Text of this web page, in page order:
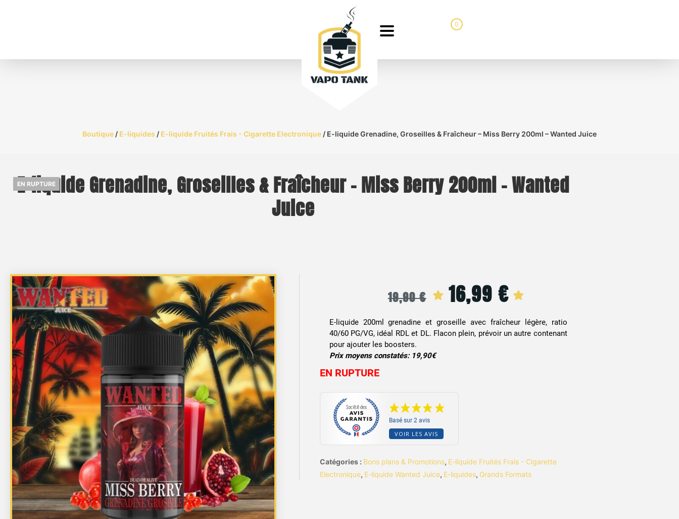
0
Boutique / E-liquides / E-liquide Fruités Frais - Cigarette Electronique / E-liquide Grenadine, Groseilles & Fraîcheur – Miss Berry 200ml – Wanted Juice
E-liquide Grenadine, Groseilles & Fraîcheur – Miss Berry 200ml – Wanted
Juice
EN RUPTURE
19,90€
Le
initial
16,99 €Le
actuel
E-liquide 200ml grenadine et groseille avec fraîcheur légère, ratio
40/60 PG/VG, idéal RDL et DL. Flacon plein, prévoir un autre contenant
pour ajouter les boosters.
Prix moyens constatés: 19,90€
EN RUPTURE
Basé sur 2 avis
VOIR LES AVIS
Catégories : Bons plans & Promotions, E-liquide Fruités Frais - Cigarette
Electronique, E-liquide Wanted Juice, E-liquides, Grands Formats